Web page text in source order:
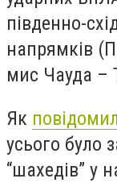
південно-
напрямків
мис Чауда –
Як
усього було
“шахедів” у